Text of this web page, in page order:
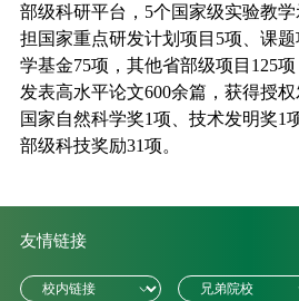
部级科研平台， 5个国家级实验教
担国家重点研发计划项目 5项、课题
学基金75项，其他省部级项目 125项
发表高水平论文600余篇，获得授权
国家自然科学奖1项、技术发明奖1
部级科技奖励31项。
友情链接